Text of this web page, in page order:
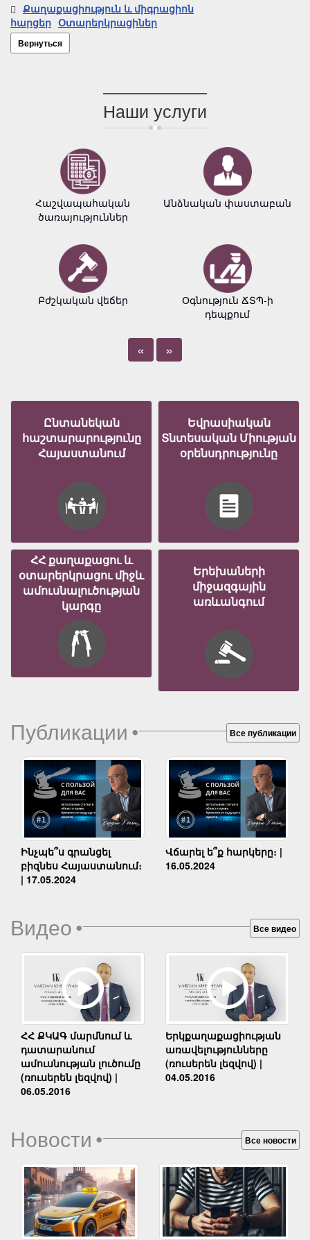
Քաղաքացիություն և միգրացիոն
հարցեր Օտարերկրացիներ
Вернуться
Наши услуги
Հաշվապահական
ծառայություններ
Բժշկական վեճեր
Անձնական փաստաբան
Օգնություն ՃՏՊ-ի
դեպքում
« »
Ընտանեկան
հաշտարարությունը
Հայաստանում
Եվրասիական
Տնտեսական Միության
օրենսդրությունը
ՀՀ քաղաքացու և
օտարերկրացու միջև
ամուսնալուծության
կարգը
Երեխաների
միջազգային
առևանգում
Публикации• Все публикации
Ինչպե՞ս գրանցել
բիզնես Հայաստանում։
| 17.05.2024
Վճարել ե՞ք հարկերը։ |
16.05.2024
Видео• Все видео
ՀՀ ՔԿԱԳ մարմնում և
դատարանում
ամուսնության լուծումը
(ռուսերեն լեզվով) |
06.05.2016
Երկքաղաքացիության
առավելությունները
(ռուսերեն լեզվով) |
04.05.2016
Новости• Все новости